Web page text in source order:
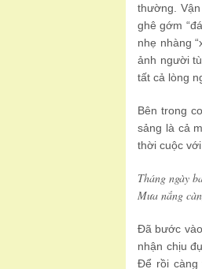
thường.
ghê gớm
nhẹ nhàng
ảnh người
tất cả lòng
Bên trong
sảng là cả
thời cuộc
Tháng ngày
Mưa nắng
Đã bước
nhận chịu
Để rồi càng